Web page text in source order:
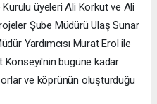
üyeleri Ali Korkut ve Ali
Şube Müdürü Ulaş Sunar
Yardımcısı Murat Erol ile
Konseyi'nin bugüne kadar
ve köprünün oluşturduğu